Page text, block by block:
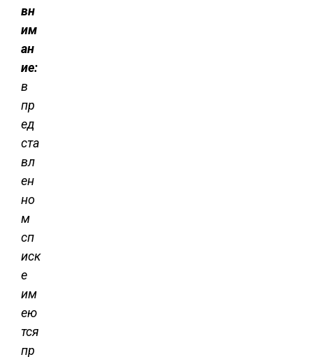
вн
им
ан
ие:
в
пр
ед
ста
вл
ен
но
м
сп
иск
е
им
ею
тся
пр